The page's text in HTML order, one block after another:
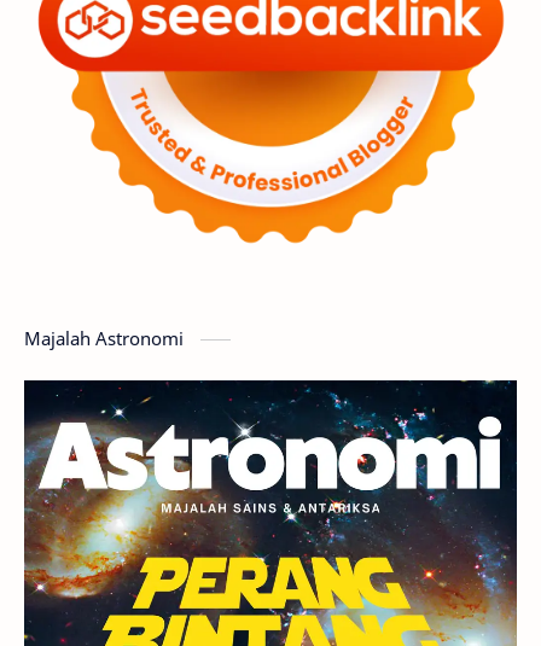
Penelitian Serba-serbi Satelit
Luar Angkasa Video Aurora
Supernova Nebula Sponsored
Featured Mars
GMT 2016
Planet Kerdil Bumi Pengetahuan
Berita Hujan Meteor Satelit Alami
Rasi Bintang Teleskop Saturnus
GBT 2018 UFO Advertorial
Majalah Astronomi